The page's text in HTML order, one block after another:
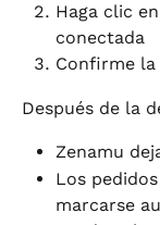
Haga clic
conectada
Confirme la
Después de la
Zenamu
Los
marcarse